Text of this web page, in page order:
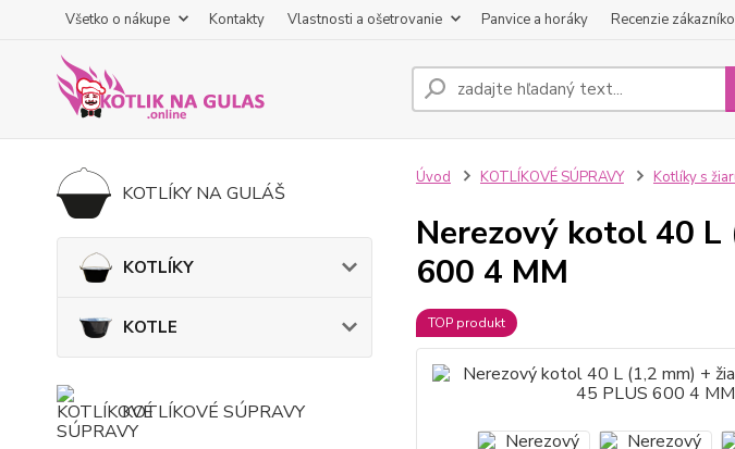
Všetko o nákupe Kontakty Vlastnosti a ošetrovanie Panvice a horáky Recenzie
KOTLÍKY NA GULÁŠ
KOTLÍKY
KOTLE
KOTLÍKOVÉ SÚPRAVY
Úvod KOTLÍKOVÉ SÚPRAVY Kotlíky s
Nerezový kotol 40
600 4 MM
TOP produkt